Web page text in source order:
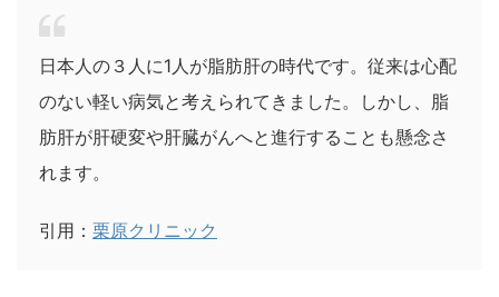
日本人の３人に1人が脂肪肝の時代です。従来は心配
のない軽い病気と考えられてきました。しかし、脂
肪肝が肝硬変や肝臓がんへと進行することも懸念さ
れます。
引用： 栗原クリニック